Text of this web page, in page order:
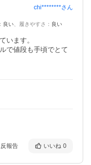
chi********さん
： 良い 履きやすさ ： 良い
います。
で値段も手頃でとて
報告 いいね 0